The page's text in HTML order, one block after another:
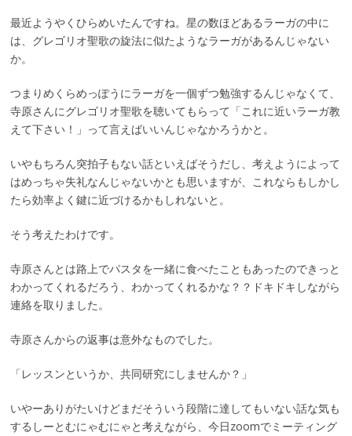
最近ようやくひらめいたんですね。星の数ほどあるラーガの中に
は、グレゴリオ聖歌の旋法に似たようなラーガがあるんじゃない
か。
つまりめくらめっぽうにラーガを一個ずつ勉強するんじゃなくて、
寺原さんにグレゴリオ聖歌を聴いてもらって「これに近いラーガ教
えて下さい！」って言えばいいんじゃなかろうかと。
いやもちろん突拍子もない話といえばそうだし、考えようによって
はめっちゃ失礼なんじゃないかとも思いますが、これならもしかし
たら効率よく鍵に近づけるかもしれないと。
そう考えたわけです。
寺原さんとは路上でパスタを一緒に食べたこともあったのできっと
わかってくれるだろう、わかってくれるかな？？ドキドキしながら
連絡を取りました。
寺原さんからの返事は意外なものでした。
「レッスンというか、共同研究にしませんか？」
いやーありがたいけどまだそういう段階に達してもいない話な気も
するしーとむにゃむにゃと考えながら、今日zoomでミーティング